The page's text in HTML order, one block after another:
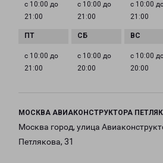
с 10:00 до
21:00
с 10:00 до
21:00
с 10:00
21:00
с 10:00 до
21:00
с 10:00 до
20:00
с 10:00
20:00
МОСКВА АВИАКОНСТРУКТОРА
Москва город, улица
Петлякова, 31